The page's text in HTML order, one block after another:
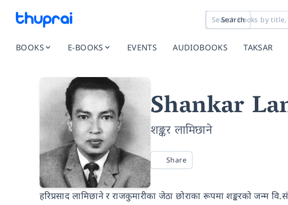
Search
BOOKS E-BOOKS EVENTS AUDIOBOOKS TAKSAR
Shankar
शङ्कर लामिछाने
Share
हरिप्रसाद लामिछाने र राजकुमारीका जेठा छोराका रूपमा शङ्करको जन्म